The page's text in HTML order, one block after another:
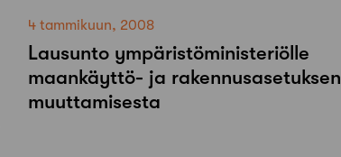
4 tammikuun, 2008
Lausunto ympäristöministeriölle
maankäyttö- ja rakennusasetuksen
muuttamisesta